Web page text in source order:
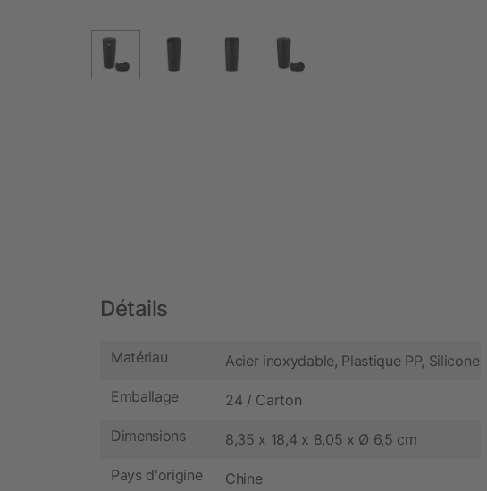
Détails
Matériau Acier inoxydable, Plastique PP, Silicone
Emballage 24 / Carton
Dimensions 8,35 x 18,4 x 8,05 x Ø 6,5 cm
Pays d'origine Chine